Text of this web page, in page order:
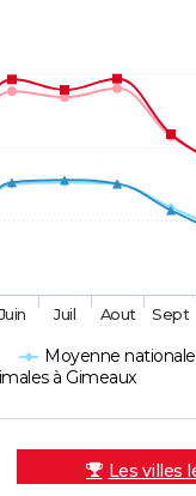
Moyenne
à Gimeaux
Juil Aout Sept
Les villes